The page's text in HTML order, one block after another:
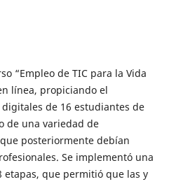
“Empleo de TIC para la Vida
línea, propiciando el
de 16 estudiantes de
de una variedad de
posteriormente debían
Se implementó una
que permitió que las y